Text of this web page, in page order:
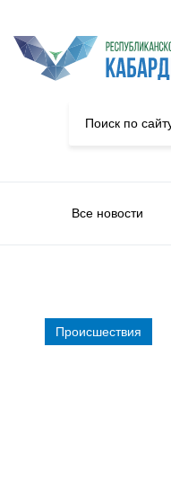
Все новости
Происшествия